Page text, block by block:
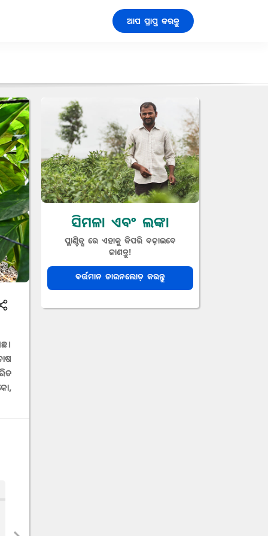
ଆପ ପ୍ରାପ୍ତ କରନ୍ତୁ
ସିମଳା ଏବଂ ଲଙ୍କା
ପ୍ଳାଣ୍ଟିକ୍ସ ରେ ଏହାକୁ କିପରି ବଢ଼ାଇବେ
ଜାଣନ୍ତୁ!
ବର୍ତ୍ତମାନ ଡାଉନଲୋଡ଼ କରନ୍ତୁ